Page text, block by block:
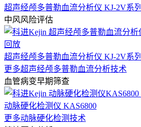
超声经颅多普勒血流分析仪 KJ-2V系列
中风风险评估
超声经颅多普勒血流分析仪 KJ-2V系列
更多超声经颅多普勒血流分析技术
血管病变早期筛查
动脉硬化检测仪 KAS6800
更多动脉硬化检测技术